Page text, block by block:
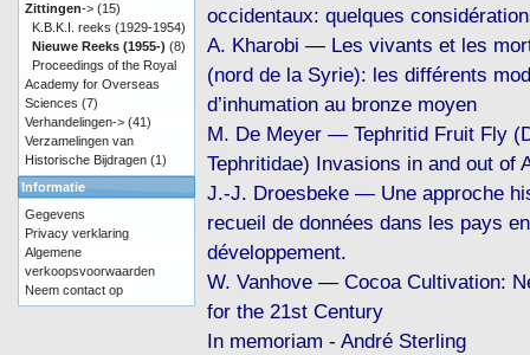
occidentaux: quelques
A. Kharobi — Les vivants et les
(nord de la Syrie): les différents
d’inhumation au bronze moyen
M. De Meyer — Tephritid Fruit Fly
Tephritidae) Invasions in and out of
J.-J. Droesbeke — Une approche
recueil de données dans les pays en
développement.
W. Vanhove — Cocoa Cultivation:
for the 21st Century
In memoriam - André Sterling
Zittingen-> (15)
K.B.K.I. reeks (1929-1954)
Nieuwe Reeks (1955-) (8)
Proceedings of the Royal
Academy for Overseas
Sciences (7)
Verhandelingen-> (41)
Verzamelingen van
Historische Bijdragen (1)
Informatie
Gegevens
Privacy verklaring
Algemene
verkoopsvoorwaarden
Neem contact op